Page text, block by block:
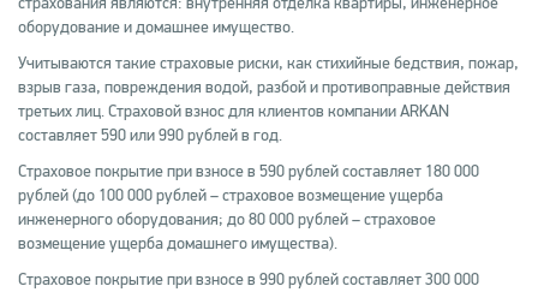
оборудование и домашнее имущество.
Учитываются такие страховые риски, как стихийные бедствия, пожар,
взрыв газа, повреждения водой, разбой и противоправные действия
третьих лиц. Страховой взнос для клиентов компании ARKAN
составляет 590 или 990 рублей в год.
Страховое покрытие при взносе в 590 рублей составляет 180 000
рублей (до 100 000 рублей – страховое возмещение ущерба
инженерного оборудования; до 80 000 рублей – страховое
возмещение ущерба домашнего имущества).
Страховое покрытие при взносе в 990 рублей составляет 300 000